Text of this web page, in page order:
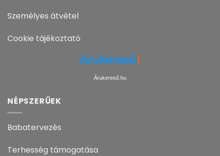
Személyes átvétel
Cookie tájékoztató
Árukereső.hu
NÉPSZERŰEK
Babatervezés
Terhesség támogatása